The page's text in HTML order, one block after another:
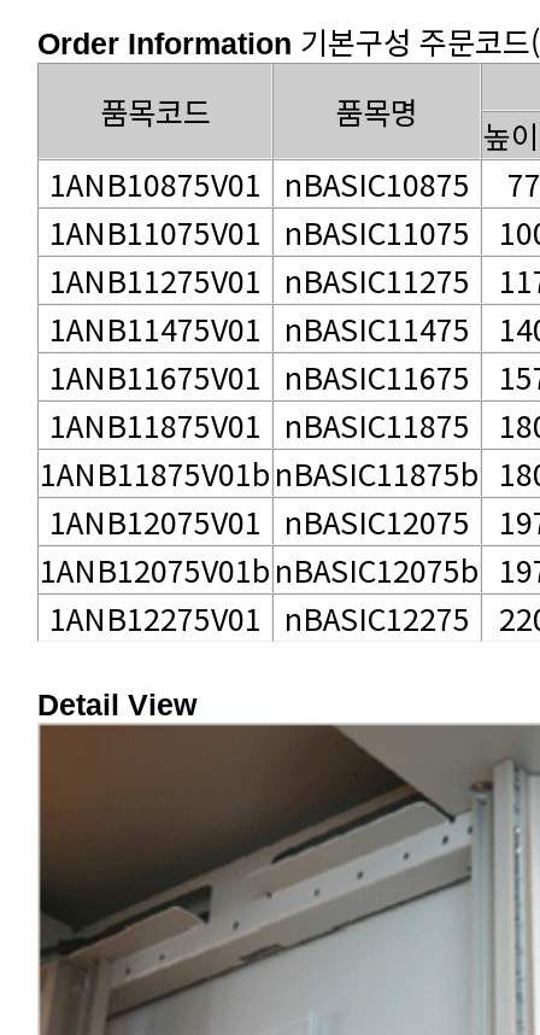
Order Information 기본구성 주문코
품목코드
품목명
높
1ANB10875V01
nBASIC10875
1ANB11075V01
nBASIC11075
1ANB11275V01
nBASIC11275
1ANB11475V01
nBASIC11475
1ANB11675V01
nBASIC11675
1ANB11875V01
nBASIC11875
1ANB11875V01bnBASIC11875b
1ANB12075V01
nBASIC12075
1ANB12075V01bnBASIC12075b
1ANB12275V01
nBASIC12275
Detail View